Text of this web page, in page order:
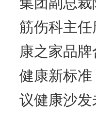
筋伤科主
康之家品
健康新标准
议健康沙发